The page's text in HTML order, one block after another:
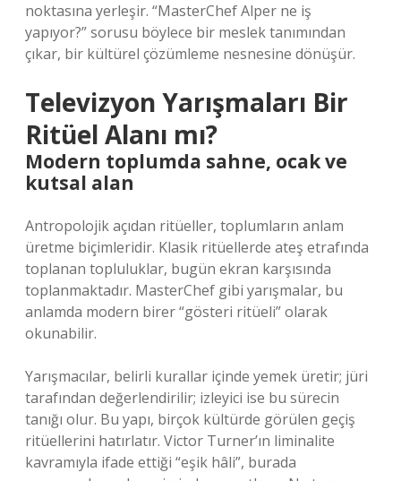
noktasına yerleşir. “MasterChef Alper ne iş
yapıyor?” sorusu böylece bir meslek tanımından
çıkar, bir kültürel çözümleme nesnesine dönüşür.
Televizyon Yarışmaları Bir
Ritüel Alanı mı?
Modern toplumda sahne, ocak ve
kutsal alan
Antropolojik açıdan ritüeller, toplumların anlam
üretme biçimleridir. Klasik ritüellerde ateş etrafında
toplanan topluluklar, bugün ekran karşısında
toplanmaktadır. MasterChef gibi yarışmalar, bu
anlamda modern birer “gösteri ritüeli” olarak
okunabilir.
Yarışmacılar, belirli kurallar içinde yemek üretir; jüri
tarafından değerlendirilir; izleyici ise bu sürecin
tanığı olur. Bu yapı, birçok kültürde görülen geçiş
ritüellerini hatırlatır. Victor Turner’ın liminalite
kavramıyla ifade ettiği “eşik hâli”, burada